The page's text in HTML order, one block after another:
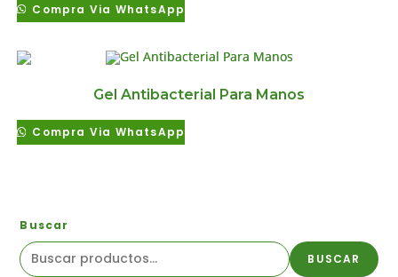
Compra Via WhatsApp
Gel Antibacterial Para Manos
Compra Via WhatsApp
Buscar
BUSCAR